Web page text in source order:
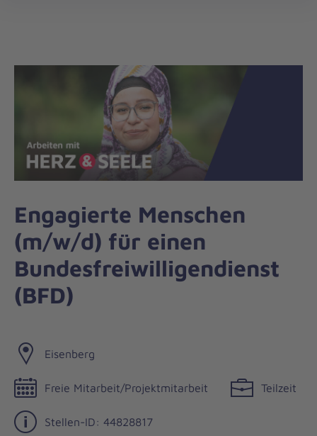
Engagierte Menschen
(m/w/d) für einen
Bundesfreiwilligendienst
(BFD)
Eisenberg
Freie Mitarbeit/Projektmitarbeit Teilzeit
Stellen-ID: 44828817